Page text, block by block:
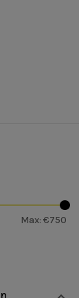
Max: €750